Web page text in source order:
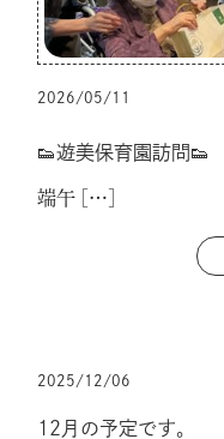
2026/05/11
👟遊美保育園訪問👟
端午 […]
2025/12/06
12月の予定です。